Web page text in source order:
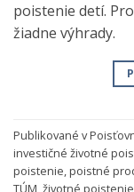
poistenie detí.
žiadne výhrady.
Publikované v
investičné životné
poistenie,poistné
TÚM,životné poistenie